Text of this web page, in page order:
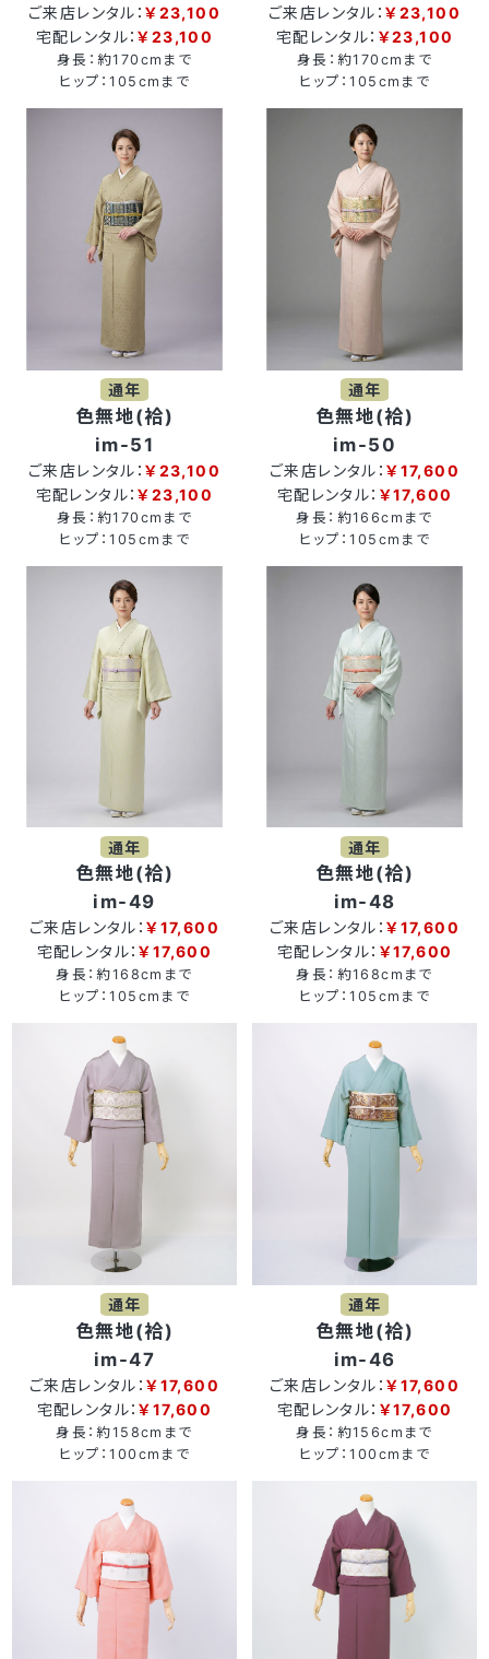
ご来店レンタル：￥23,100
宅配レンタル：￥23,100
身長：約170cmまで
ヒップ：105cmまで
ご来店レンタル：￥23,100
宅配レンタル： ￥23,100
身長：約170cmまで
ヒップ：105cmまで
通年
色無地(袷)
im-51
ご来店レンタル：￥23,100
宅配レンタル：￥23,100
身長：約170cmまで
ヒップ：105cmまで
通年
色無地(袷)
im-50
ご来店レンタル：￥17,600
宅配レンタル： ￥17,600
身長：約166cmまで
ヒップ：105cmまで
通年
色無地(袷)
im-49
ご来店レンタル：￥17,600
宅配レンタル：￥17,600
身長：約168cmまで
ヒップ：105cmまで
通年
色無地(袷)
im-48
ご来店レンタル：￥17,600
宅配レンタル： ￥17,600
身長：約168cmまで
ヒップ：105cmまで
通年
色無地(袷)
im-47
ご来店レンタル：￥17,600
宅配レンタル：￥17,600
身長：約158cmまで
ヒップ：100cmまで
通年
色無地(袷)
im-46
ご来店レンタル：￥17,600
宅配レンタル： ￥17,600
身長：約156cmまで
ヒップ：100cmまで